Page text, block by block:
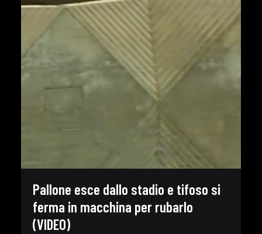
Pallone esce dallo stadio e tifoso si
ferma in macchina per rubarlo
(VIDEO)